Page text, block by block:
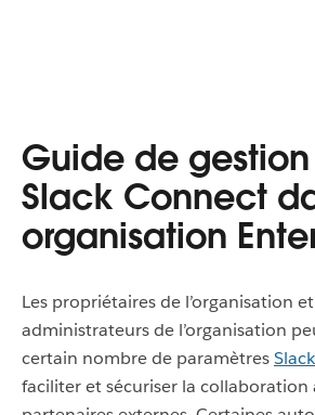
Guide de
Slack Connect
organisation
Les propriétaires de l’organisation
administrateurs de l’organisation
certain nombre de paramètres
faciliter et sécuriser la collaboration